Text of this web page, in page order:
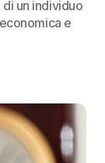
un individuo
e